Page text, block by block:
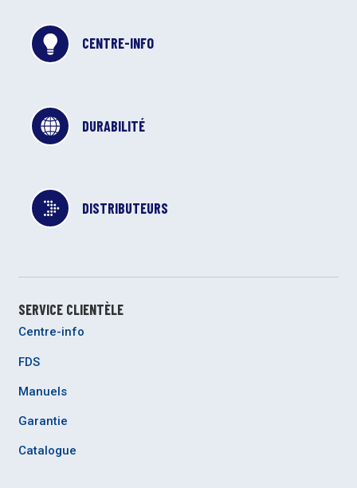
CENTRE-INFO
DURABILITÉ
DISTRIBUTEURS
SERVICE CLIENTÈLE
Centre-info
FDS
Manuels
Garantie
Catalogue